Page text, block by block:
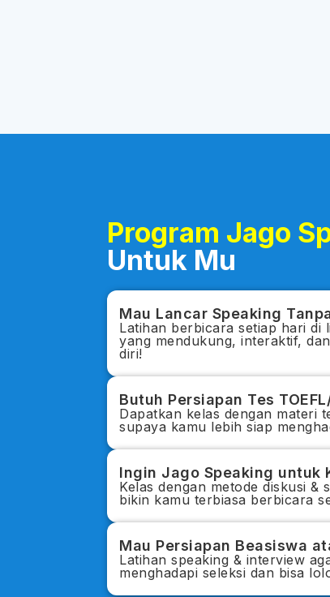
Program Jago
Untuk Mu
Mau Lancar Speaking
Latihan berbicara setiap hari di
yang mendukung, interaktif,
diri!
Butuh Persiapan Tes
Dapatkan kelas dengan materi
supaya kamu lebih siap
Ingin Jago Speaking untuk
Kelas dengan metode diskusi &
bikin kamu terbiasa berbicara
Mau Persiapan Beasiswa
Latihan speaking & interview
menghadapi seleksi dan bisa